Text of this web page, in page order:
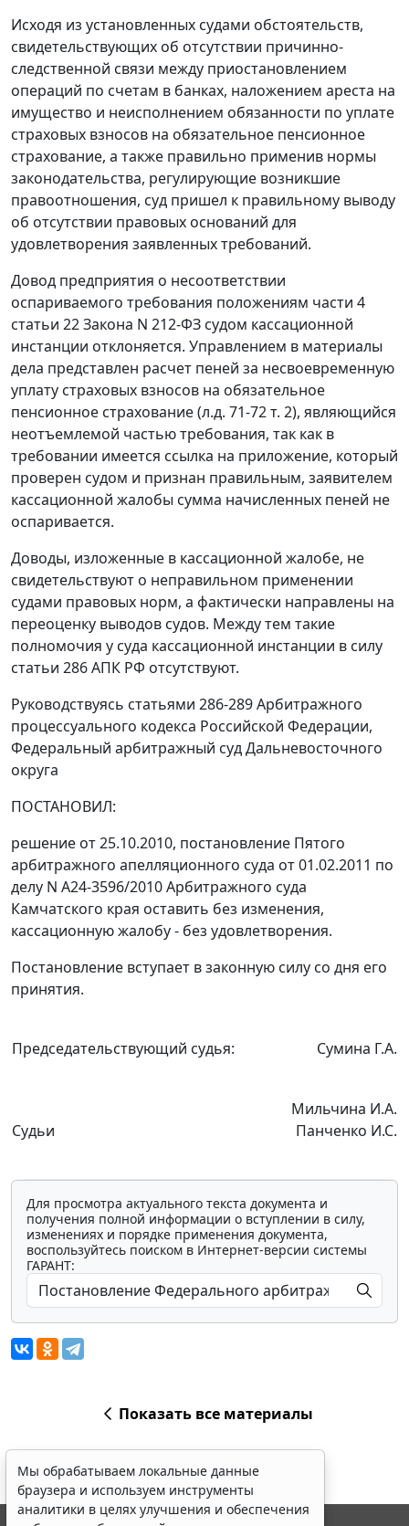
Исходя из установленных судами обстоятельств,
свидетельствующих об отсутствии причинно-
следственной связи между приостановлением
операций по счетам в банках, наложением ареста на
имущество и неисполнением обязанности по уплате
страховых взносов на обязательное пенсионное
страхование, а также правильно применив нормы
законодательства, регулирующие возникшие
правоотношения, суд пришел к правильному выводу
об отсутствии правовых оснований для
удовлетворения заявленных требований.
Довод предприятия о несоответствии
оспариваемого требования положениям части 4
статьи 22Закона N 212-ФЗ судом кассационной
инстанции отклоняется. Управлением в материалы
дела представлен расчет пеней за несвоевременную
уплату страховых взносов на обязательное
пенсионное страхование (л.д. 71-72 т. 2), являющийся
неотъемлемой частью требования, так как в
требовании имеется ссылка на приложение, который
проверен судом и признан правильным, заявителем
кассационной жалобы сумма начисленных пеней не
оспаривается.
Доводы, изложенные в кассационной жалобе, не
свидетельствуют о неправильном применении
судами правовых норм, а фактически направлены на
переоценку выводов судов. Между тем такие
полномочия у суда кассационной инстанции в силу
статьи 286АПК РФ отсутствуют.
Руководствуясь статьями 286-289Арбитражного
процессуального кодекса Российской Федерации,
Федеральный арбитражный суд Дальневосточного
округа
ПОСТАНОВИЛ:
решение от 25.10.2010, постановление Пятого
арбитражного апелляционного суда от 01.02.2011 по
делу N А24-3596/2010 Арбитражного суда
Камчатского края оставить без изменения,
кассационную жалобу - без удовлетворения.
Постановление вступает в законную силу со дня его
принятия.
Председательствующий судья: Сумина Г.А.
Судьи
Мильчина И.А.
Панченко И.С.
Для просмотра актуального текста документа и
получения полной информации о вступлении в силу,
изменениях и порядке применения документа,
воспользуйтесь поиском в Интернет-версии системы
ГАРАНТ:
Показать все материалы
Мы обрабатываем локальные данные
браузера и используем инструменты
аналитики в целях улучшения и обеспечения